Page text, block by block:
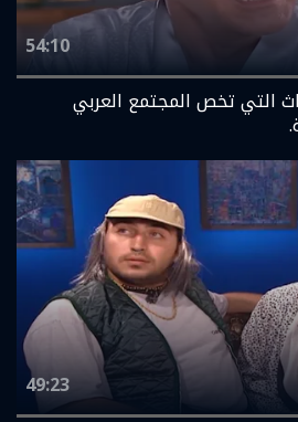
54:10
التي تخص المجتمع العربي
49:23